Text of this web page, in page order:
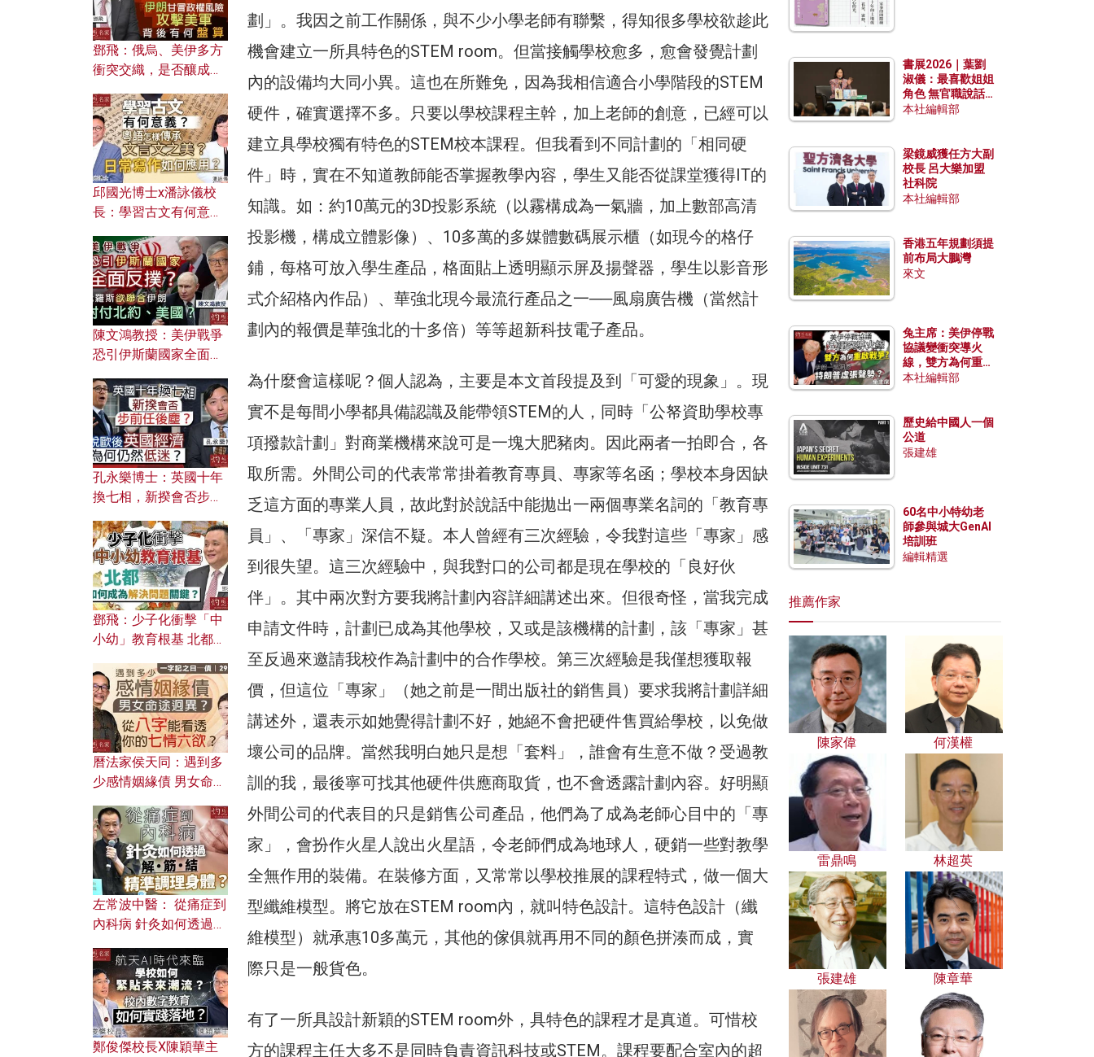
劃」。我因之前工作關係，與不少小學老師有聯繫，得知很多學校欲趁此
機會建立一所具特色的STEM room。但當接觸學校愈多，愈會發覺計劃
內的設備均大同小異。這也在所難免，因為我相信適合小學階段的STEM
硬件，確實選擇不多。只要以學校課程主幹，加上老師的創意，已經可以
建立具學校獨有特色的STEM校本課程。但我看到不同計劃的「相同硬
件」時，實在不知道教師能否掌握教學內容，學生又能否從課堂獲得IT的
知識。如：約10萬元的3D投影系統（以霧構成為一氣牆，加上數部高清
投影機，構成立體影像）、10多萬的多媒體數碼展示櫃（如現今的格仔
鋪，每格可放入學生產品，格面貼上透明顯示屏及揚聲器，學生以影音形
式介紹格內作品）、華強北現今最流行產品之一──風扇廣告機（當然計
劃內的報價是華強北的十多倍）等等超新科技電子產品。
為什麼會這樣呢？個人認為，主要是本文首段提及到「可愛的現象」。現
實不是每間小學都具備認識及能帶領STEM的人，同時「公帑資助學校專
項撥款計劃」對商業機構來說可是一塊大肥豬肉。因此兩者一拍即合，各
取所需。外間公司的代表常常掛着教育專員、專家等名函；學校本身因缺
乏這方面的專業人員，故此對於說話中能拋出一兩個專業名詞的「教育專
員」、「專家」深信不疑。本人曾經有三次經驗，令我對這些「專家」感
到很失望。這三次經驗中，與我對口的公司都是現在學校的「良好伙
伴」。其中兩次對方要我將計劃內容詳細講述出來。但很奇怪，當我完成
申請文件時，計劃已成為其他學校，又或是該機構的計劃，該「專家」甚
至反過來邀請我校作為計劃中的合作學校。第三次經驗是我僅想獲取報
價，但這位「專家」（她之前是一間出版社的銷售員）要求我將計劃詳細
講述外，還表示如她覺得計劃不好，她絕不會把硬件售買給學校，以免做
壞公司的品牌。當然我明白她只是想「套料」，誰會有生意不做？受過教
訓的我，最後寧可找其他硬件供應商取貨，也不會透露計劃內容。好明顯
外間公司的代表目的只是銷售公司產品，他們為了成為老師心目中的「專
家」，會扮作火星人說出火星語，令老師們成為地球人，硬銷一些對教學
全無作用的裝備。在裝修方面，又常常以學校推展的課程特式，做一個大
型纖維模型。將它放在STEM room內，就叫特色設計。這特色設計（纖
維模型）就承惠10多萬元，其他的傢俱就再用不同的顏色拼湊而成，實
際只是一般貨色。
有了一所具設計新穎的STEM room外，具特色的課程才是真道。可惜校
方的課程主任大多不是同時負責資訊科技或STEM。課程要配合室內的超
鄧飛：俄烏、美伊多方
衝突交織，是否釀成世
風險攻擊美軍，背後有
何盤算？
邱國光博士x潘詠儀校
長：學習古文有何意
文之美？ 日常寫作如何
應用？
陳文鴻教授：美伊戰爭
恐引伊斯蘭國家全面反
對付北約美國？
孔永樂博士：英國十年
換七相，新揆會否步前
濟為何仍然低迷？
鄧飛：少子化衝擊「中
小幼」教育根基 北都如
曆法家侯天同：遇到多
少感情姻緣債 男女命途
的七情六欲？
左常波中醫： 從痛症到
內科病 針灸如何透過解
鄭俊傑校長X陳穎華主
書展2026｜葉劉
淑儀：最喜歡姐姐
角色 無官職說話
包袱少
本社編輯部
梁鏡威獲任方大副
校長 呂大樂加盟
社科院
本社編輯部
香港五年規劃須提
前布局大鵬灣
來文
兔主席：美伊停戰
協議變衝突導火
線，雙方為何重啟
戰爭？伊朗一早洞
本社編輯部
歷史給中國人一個
公道
張建雄
60名中小特幼老
師參與城大GenAI
培訓班
編輯精選
推薦作家
陳家偉 何漢權
雷鼎鳴 林超英
張建雄 陳章華